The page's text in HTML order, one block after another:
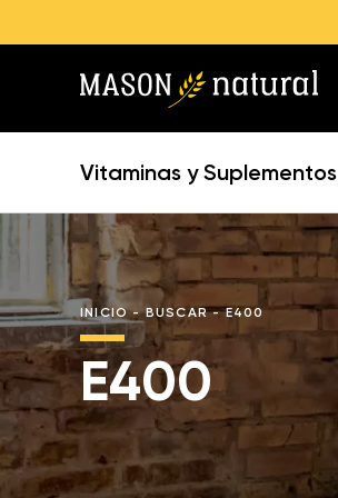
Vitaminas y Suplementos
INICIO-BUSCAR-E400
E400